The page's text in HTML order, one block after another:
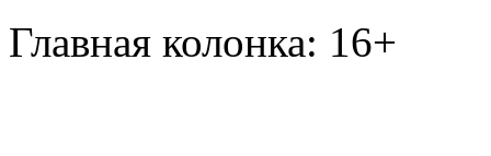
Главная колонка: 16+